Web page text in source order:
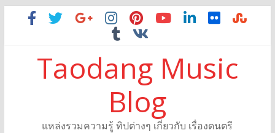
Taodang Music
Blog
แหล่งรวมความรู้ ทิปต่างๆ เกี่ยวกับ เรื่องดนตรี